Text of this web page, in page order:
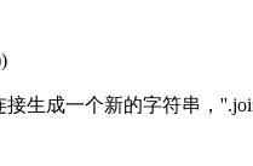
生成一个新的字符串，